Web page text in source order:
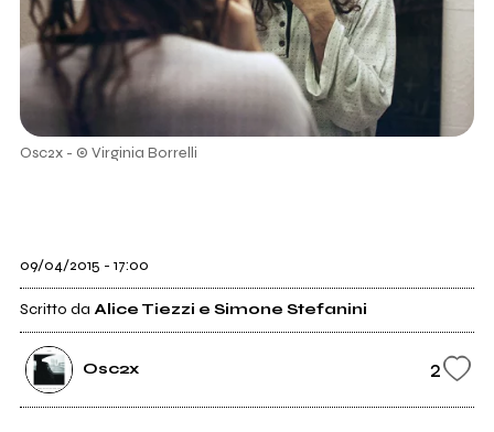
Osc2x - © Virginia Borrelli
09/04/2015 - 17:00
Scritto da Alice Tiezzi e Simone Stefanini
Osc2x 2